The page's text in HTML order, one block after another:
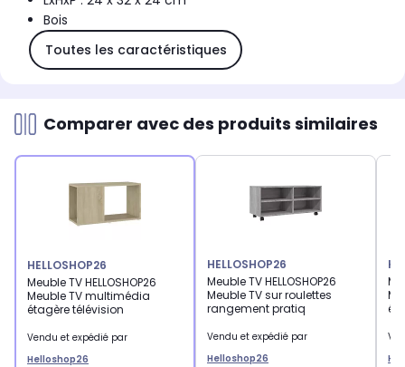
Bois
Toutes les caractéristiques
Comparer avec des produits similaires
HELLOSHOP26
Meuble TV HELLOSHOP26
Meuble TV multimédia
étagère télévision
Vendu et expédié par
Helloshop26
HELLOSHOP26
Meuble TV HELLOSHOP26
Meuble TV sur roulettes
rangement pratiq
Vendu et expédié par
Helloshop26